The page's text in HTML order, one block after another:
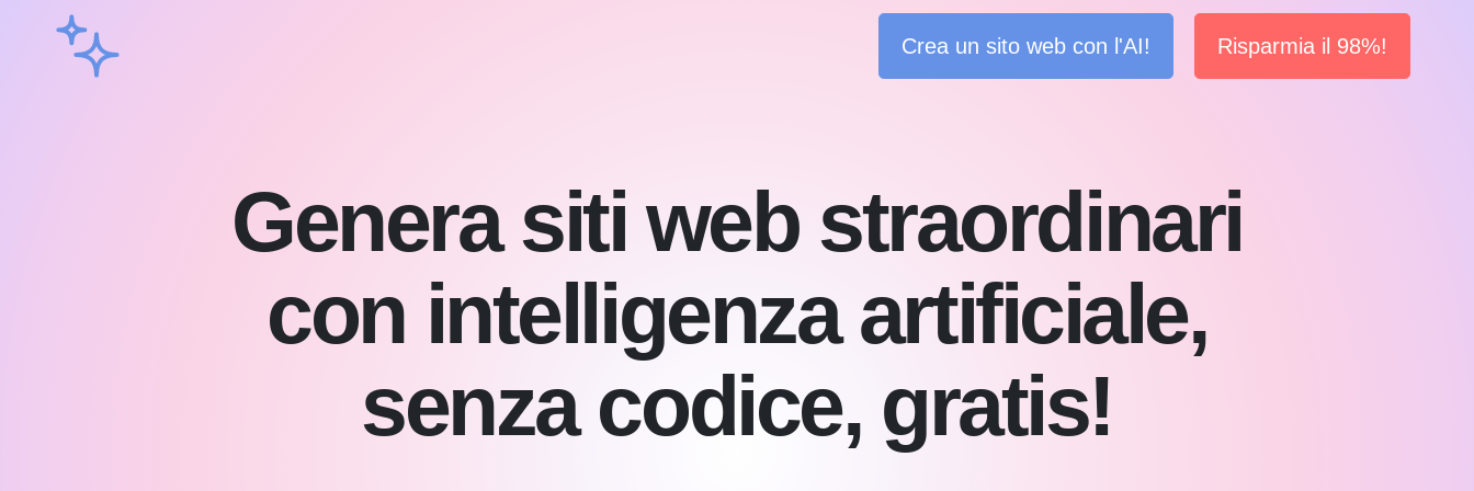
Crea un sito web con l'AI! Risparmia il 98%!
Genera siti web straordinari
con intelligenza artificiale,
senza codice, gratis!